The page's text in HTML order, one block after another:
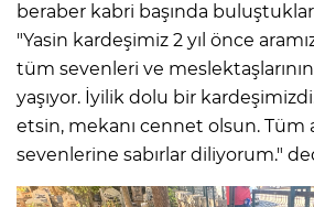
beraber kabri başında
"Yasin kardeşimiz 2 yıl önce
tüm sevenleri ve
yaşıyor. İyilik dolu bir
etsin, mekanı cennet olsun. Tüm
sevenlerine sabırlar diliyorum."